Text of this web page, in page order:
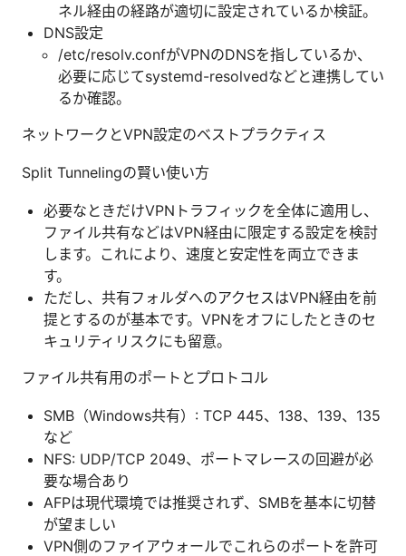
ネル経由の経路が適切に設定されているか検証。
DNS設定
/etc/resolv.confがVPNのDNSを指しているか、
必要に応じてsystemd-resolvedなどと連携してい
るか確認。
ネットワークとVPN設定のベストプラクティス
Split Tunnelingの賢い使い方
必要なときだけVPNトラフィックを全体に適用し、
ファイル共有などはVPN経由に限定する設定を検討
します。これにより、速度と安定性を両立できま
す。
ただし、共有フォルダへのアクセスはVPN経由を前
提とするのが基本です。VPNをオフにしたときのセ
キュリティリスクにも留意。
ファイル共有用のポートとプロトコル
SMB（Windows共有）: TCP 445、138、139、135
など
NFS: UDP/TCP 2049、ポートマレースの回避が必
要な場合あり
AFPは現代環境では推奨されず、SMBを基本に切替
が望ましい
VPN側のファイアウォールでこれらのポートを許可